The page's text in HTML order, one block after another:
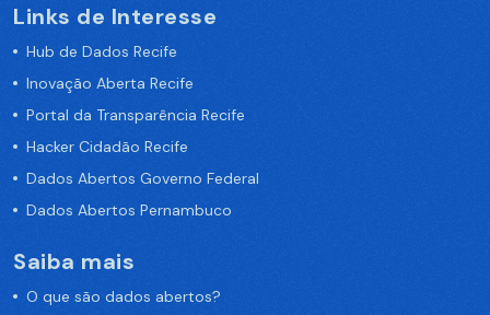
Links de Interesse
Hub de Dados Recife
Inovação Aberta Recife
Portal da Transparência Recife
Hacker Cidadão Recife
Dados Abertos Governo Federal
Dados Abertos Pernambuco
Saiba mais
O que são dados abertos?